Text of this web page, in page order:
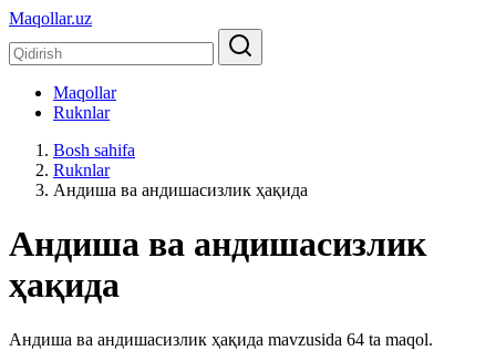
Maqollar.uz
Maqollar
Ruknlar
Bosh sahifa
Ruknlar
Андиша ва андишасизлик ҳақида
Андиша ва андишасизлик
ҳақида
Андиша ва андишасизлик ҳақида mavzusida 64 ta maqol.